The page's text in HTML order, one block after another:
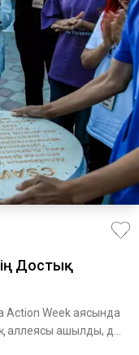
Достық
Action Week аясында
аллеясы ашылды, деп